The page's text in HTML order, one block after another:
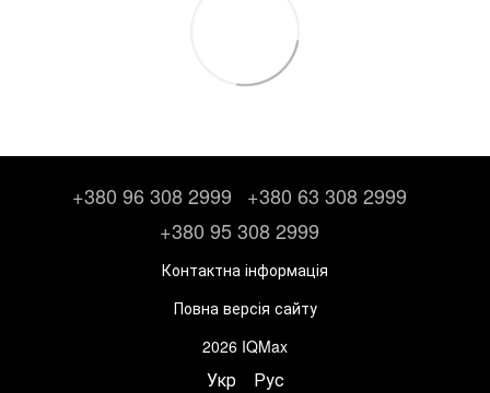
+380 96 308 2999
+380 63 308 2999
+380 95 308 2999
Контактна інформація
Повна версія сайту
2026 IQMax
Укр Рус